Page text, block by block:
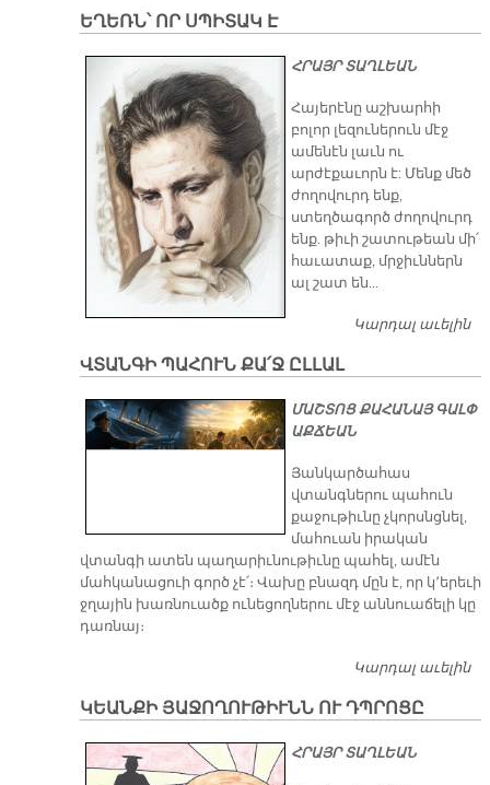
ԵՂԵՌՆ՝ ՈՐ ՍՊԻՏԱԿ Է
ՀՐԱՅՐ ՏԱՂԼԵԱՆ
Հայերէնը աշխարհի
բոլոր լեզուներուն մէջ
ամենէն լաւն ու
արժէքաւորն է: Մենք մեծ
ժողովուրդ ենք,
ստեղծագործ ժողովուրդ
ենք. թիւի շատութեան մի՛
հաւատաք, մրջիւններն
ալ շատ են…
Կարդալ աւելին
ՎՏԱՆԳԻ ՊԱՀՈՒՆ ՔԱ՛Ջ ԸԼԼԱԼ
ՄԱՇՏՈՑ ՔԱՀԱՆԱՅ ԳԱԼՓ
ԱՔՃԵԱՆ
Յանկարծահաս
վտանգներու պահուն
քաջութիւնը չկորսնցնել,
մահուան իրական
վտանգի ատեն պաղարիւնութիւնը պահել, ամէն
մահկանացուի գործ չէ՛։ Վախը բնազդ մըն է, որ կ՚երեւի
ջղային խառնուածք ունեցողներու մէջ աննուաճելի կը
դառնայ։
Կարդալ աւելին
ԿԵԱՆՔԻ ՅԱՋՈՂՈՒԹԻՒՆՆ ՈՒ ԴՊՐՈՑԸ
ՀՐԱՅՐ ՏԱՂԼԵԱՆ